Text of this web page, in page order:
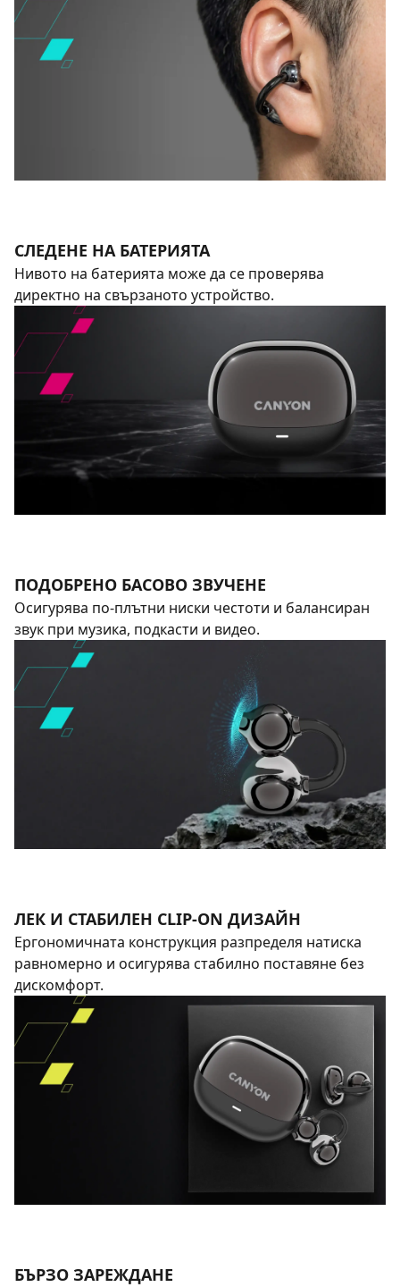
СЛЕДЕНЕ НА БАТЕРИЯТА
Нивото на батерията може да се проверява
директно на свързаното устройство.
ПОДОБРЕНО БАСОВО ЗВУЧЕНЕ
Осигурява по-плътни ниски честоти и балансиран
звук при музика, подкасти и видео.
ЛЕК И СТАБИЛЕН CLIP-ON ДИЗАЙН
Ергономичната конструкция разпределя натиска
равномерно и осигурява стабилно поставяне без
дискомфорт.
БЪРЗО ЗАРЕЖДАНЕ